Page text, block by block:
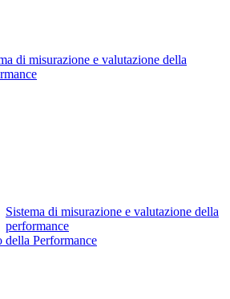
di misurazione e valutazione della
Sistema di misurazione e valutazione della
performance
della Performance